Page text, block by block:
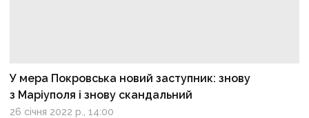
У мера Покровська новий заступник: знову
з Маріуполя і знову скандальний
26 січня 2022 р., 14:00